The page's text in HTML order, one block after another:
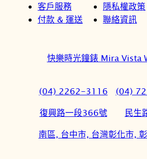
客戶服務
付款 & 運送
隱私權政策
聯絡資訊
快樂時光鐘錶 Mira Vista
(04) 2262-3116
復興路一段366號
南區, 台中市, 台灣
(04)
民生
彰化市,